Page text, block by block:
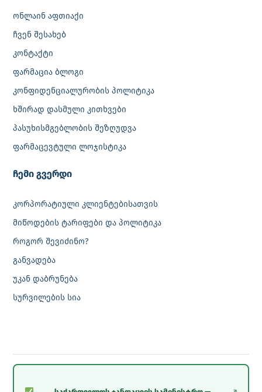
ონლაინ აფთიაქი
ჩვენ შესახებ
კონტაქტი
ფარმაცია ბლოგი
კონფიდენციალურობის პოლიტიკა
ხშირად დასმული კითხვები
პასუხისმგებლობის შეზღუდვა
ფარმაცევტული ლოჯისტიკა
‎ჩემი გვერდი
კორპორატიული კლიენტებისათვის
მიწოდების ტარიფები და პოლიტიკა
როგორ შევიძინო?
განვადება
უკან დაბრუნება
სურვილების სია